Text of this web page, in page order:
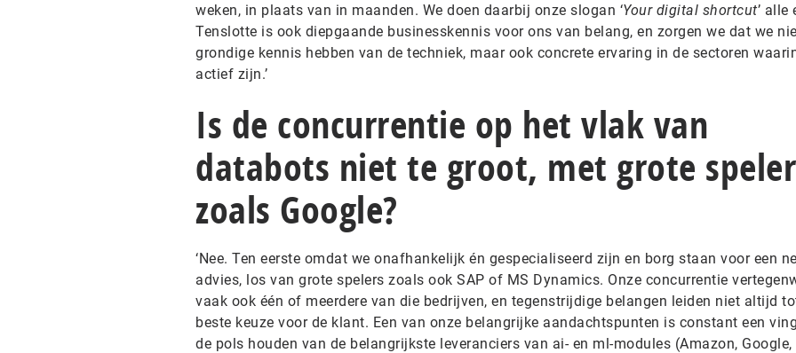
weken, in plaats van in maanden. We doen daarbij onze slogan ‘Your digital shortcut’ alle
Tenslotte is ook diepgaande businesskennis voor ons van belang, en zorgen we dat we
grondige kennis hebben van de techniek, maar ook concrete ervaring in de sectoren
actief zijn.’
Is de concurrentie op het vlak van
databots niet te groot, met grote
zoals Google?
‘Nee. Ten eerste omdat we onafhankelijk én gespecialiseerd zijn en borg staan voor een
advies, los van grote spelers zoals ook SAP of MS Dynamics. Onze concurrentie
vaak ook één of meerdere van die bedrijven, en tegenstrijdige belangen leiden niet altijd
beste keuze voor de klant. Een van onze belangrijke aandachtspunten is constant een
de pols houden van de belangrijkste leveranciers van ai- en ml-modules (Amazon, Google,